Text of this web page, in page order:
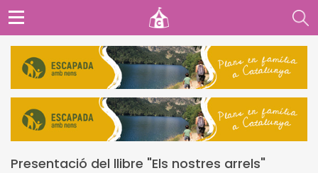
Presentació del llibre "Els nostres arrels"